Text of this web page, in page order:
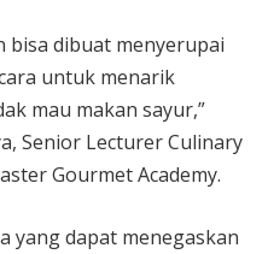
bisa dibuat menyerupai
untuk menarik
mau makan sayur,”
Senior Lecturer Culinary
Gourmet Academy.
yang dapat menegaskan